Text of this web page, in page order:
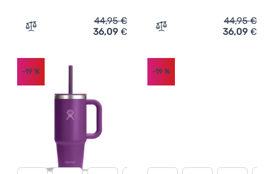
Zum Vergleich 'Thermotasse Hydro Flask All around
44,95€
36,09 € Zum Vergleich
44,95€
36,09 €
-19 % -19%